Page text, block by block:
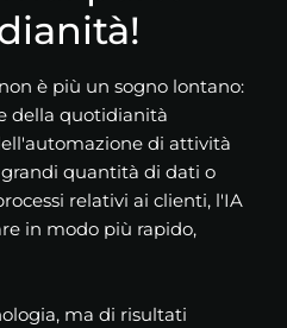
è più un sogno lontano:
della quotidianità
di attività
quantità di dati o
relativi ai clienti, l'IA
in modo più rapido,
ma di risultati